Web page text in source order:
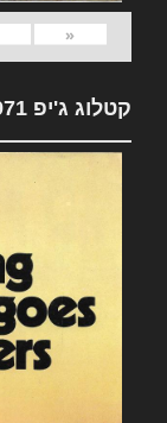
«
קטלוג ג'יפ 1971